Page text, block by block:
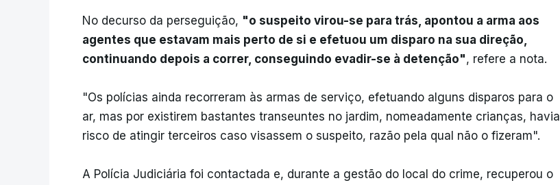
No decurso da perseguição, "o suspeito virou-se para trás, apontou a arma aos
agentes que estavam mais perto de si e efetuou um disparo na sua direção,
continuando depois a correr, conseguindo evadir-se à detenção", refere a nota.
"Os polícias ainda recorreram às armas de serviço, efetuando alguns disparos para o
ar, mas por existirem bastantes transeuntes no jardim, nomeadamente crianças, havia
risco de atingir terceiros caso visassem o suspeito, razão pela qual não o fizeram".
A Polícia Judiciária foi contactada e, durante a gestão do local do crime, recuperou o